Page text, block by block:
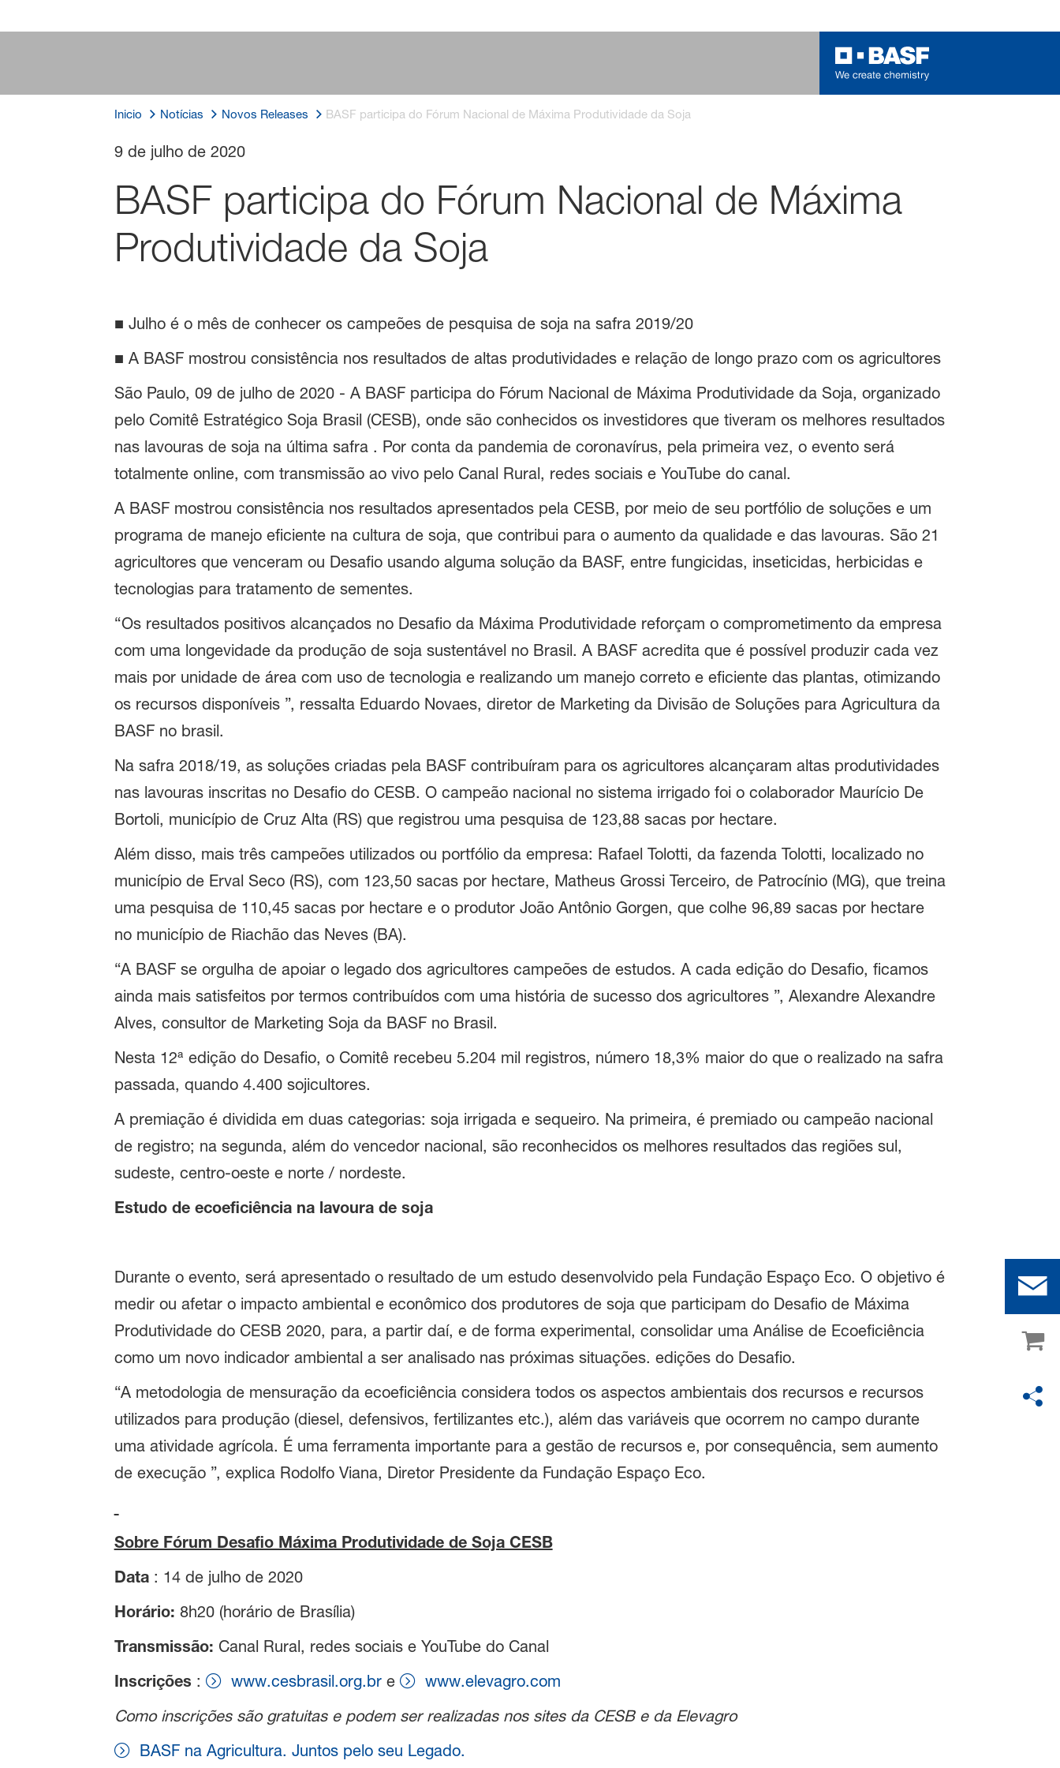
Inicio Notícias Novos Releases BASF participa do Fórum Nacional de Máxima Produtividade da Soja
9 de julho de 2020
BASF participa do Fórum Nacional de Máxima
Produtividade da Soja
■ Julho é o mês de conhecer os campeões de pesquisa de soja na safra 2019/20
■ A BASF mostrou consistência nos resultados de altas produtividades e relação de longo prazo com os agricultores
São Paulo, 09 de julho de 2020 - A BASF participa do Fórum Nacional de Máxima Produtividade da Soja, organizado
pelo Comitê Estratégico Soja Brasil (CESB), onde são conhecidos os investidores que tiveram os melhores resultados
nas lavouras de soja na última safra . Por conta da pandemia de coronavírus, pela primeira vez, o evento será
totalmente online, com transmissão ao vivo pelo Canal Rural, redes sociais e YouTube do canal.
A BASF mostrou consistência nos resultados apresentados pela CESB, por meio de seu portfólio de soluções e um
programa de manejo eficiente na cultura de soja, que contribui para o aumento da qualidade e das lavouras. São 21
agricultores que venceram ou Desafio usando alguma solução da BASF, entre fungicidas, inseticidas, herbicidas e
tecnologias para tratamento de sementes.
“Os resultados positivos alcançados no Desafio da Máxima Produtividade reforçam o comprometimento da empresa
com uma longevidade da produção de soja sustentável no Brasil. A BASF acredita que é possível produzir cada vez
mais por unidade de área com uso de tecnologia e realizando um manejo correto e eficiente das plantas, otimizando
os recursos disponíveis ”, ressalta Eduardo Novaes, diretor de Marketing da Divisão de Soluções para Agricultura da
BASF no brasil.
Na safra 2018/19, as soluções criadas pela BASF contribuíram para os agricultores alcançaram altas produtividades
nas lavouras inscritas no Desafio do CESB. O campeão nacional no sistema irrigado foi o colaborador Maurício De
Bortoli, município de Cruz Alta (RS) que registrou uma pesquisa de 123,88 sacas por hectare.
Além disso, mais três campeões utilizados ou portfólio da empresa: Rafael Tolotti, da fazenda Tolotti, localizado no
município de Erval Seco (RS), com 123,50 sacas por hectare, Matheus Grossi Terceiro, de Patrocínio (MG), que treina
uma pesquisa de 110,45 sacas por hectare e o produtor João Antônio Gorgen, que colhe 96,89 sacas por hectare
no município de Riachão das Neves (BA).
“A BASF se orgulha de apoiar o legado dos agricultores campeões de estudos. A cada edição do Desafio, ficamos
ainda mais satisfeitos por termos contribuídos com uma história de sucesso dos agricultores ”, Alexandre Alexandre
Alves, consultor de Marketing Soja da BASF no Brasil.
Nesta 12ª edição do Desafio, o Comitê recebeu 5.204 mil registros, número 18,3% maior do que o realizado na safra
passada, quando 4.400 sojicultores.
A premiação é dividida em duas categorias: soja irrigada e sequeiro. Na primeira, é premiado ou campeão nacional
de registro; na segunda, além do vencedor nacional, são reconhecidos os melhores resultados das regiões sul,
sudeste, centro-oeste e norte / nordeste.
Estudo de ecoeficiência na lavoura de soja
Durante o evento, será apresentado o resultado de um estudo desenvolvido pela Fundação Espaço Eco. O objetivo é
medir ou afetar o impacto ambiental e econômico dos produtores de soja que participam do Desafio de Máxima
Produtividade do CESB 2020, para, a partir daí, e de forma experimental, consolidar uma Análise de Ecoeficiência
como um novo indicador ambiental a ser analisado nas próximas situações. edições do Desafio.
“A metodologia de mensuração da ecoeficiência considera todos os aspectos ambientais dos recursos e recursos
utilizados para produção (diesel, defensivos, fertilizantes etc.), além das variáveis ​​que ocorrem no campo durante
uma atividade agrícola. É uma ferramenta importante para a gestão de recursos e, por consequência, sem aumento
de execução ”, explica Rodolfo Viana, Diretor Presidente da Fundação Espaço Eco.
Sobre Fórum Desafio Máxima Produtividade de Soja CESB
Data: 14 de julho de 2020
Horário: 8h20 (horário de Brasília)
Transmissão: Canal Rural, redes sociais e YouTube do Canal
Inscrições : www.cesbrasil.org.bre
www.elevagro.com
Como inscrições são gratuitas e podem ser realizadas nos sites da CESB e da Elevagro
BASF na Agricultura. Juntos pelo seu Legado.